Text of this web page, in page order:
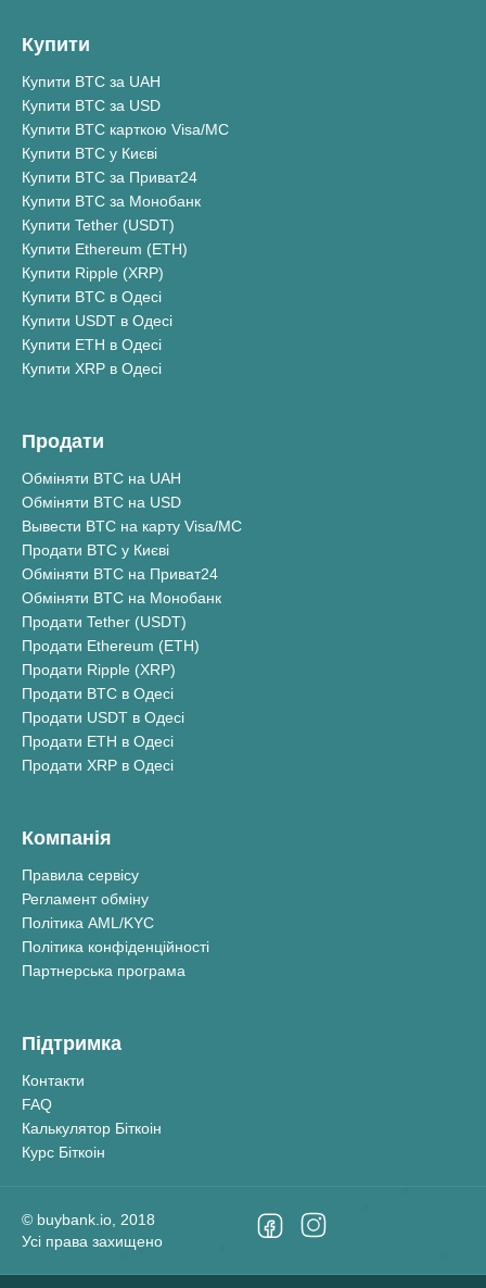
Купити
Купити BTC за UAH
Купити BTC за USD
Купити BTC карткою Visa/MC
Купити BTC у Києві
Купити BTC за Приват24
Купити BTC за Монобанк
Купити Tether (USDT)
Купити Ethereum (ETH)
Купити Ripple (XRP)
Купити BTC в Одесі
Купити USDT в Одесі
Купити ETH в Одесі
Купити XRP в Одесі
Продати
Обміняти BTC на UAH
Обміняти BTC на USD
Вывести BTC на карту Visa/MC
Продати BTC у Києві
Обміняти BTC на Приват24
Обміняти BTC на Монобанк
Продати Tether (USDT)
Продати Ethereum (ETH)
Продати Ripple (XRP)
Продати BTC в Одесі
Продати USDT в Одесі
Продати ETH в Одесі
Продати XRP в Одесі
Компанія
Правила сервісу
Регламент обміну
Політика AML/KYC
Політика конфіденційності
Партнерська програма
Підтримка
Контакти
FAQ
Калькулятор Біткоін
Курс Біткоін
© buybank.io , 2018
Усі права захищено